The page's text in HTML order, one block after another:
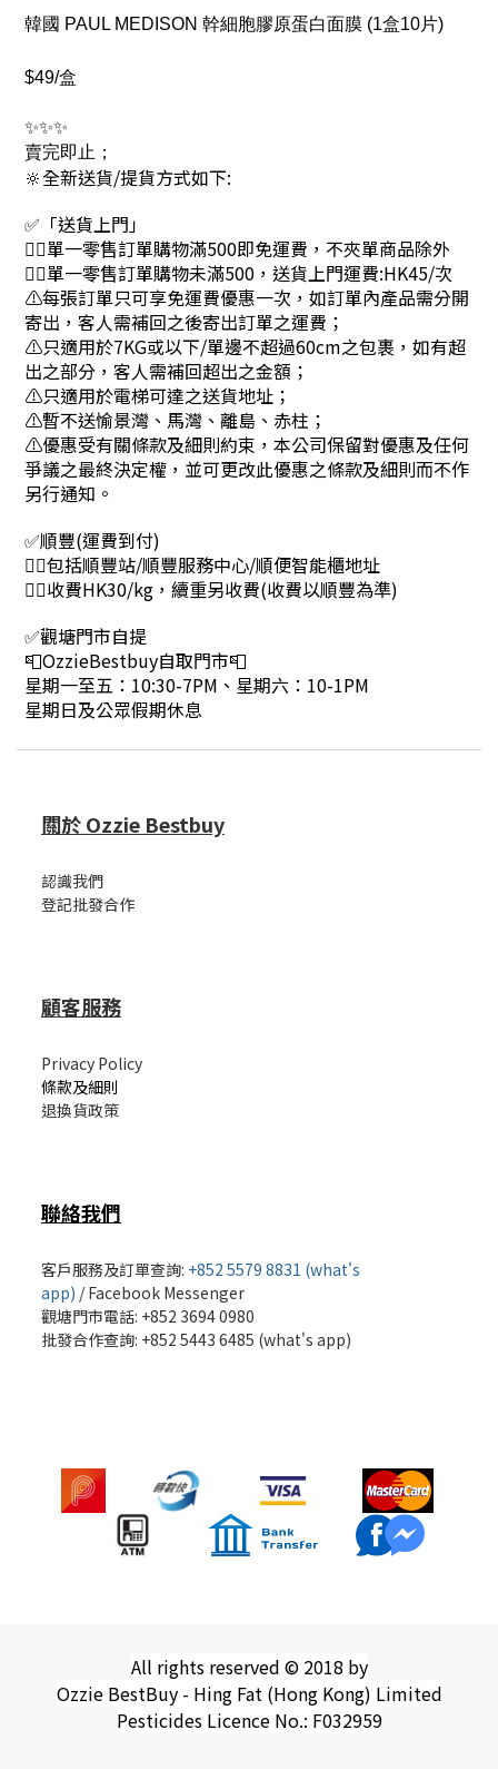
韓國 PAUL MEDISON 幹細胞膠原蛋白面膜 (1盒10片)
$49/盒
✨✨✨
賣完即止；
🔆全新送貨/提貨方式如下:
✅「送貨上門」
👉🏻單一零售訂單購物滿500即免運費，不夾單商品除外
👉🏻單一零售訂單購物未滿500，送貨上門運費:HK45/次
⚠每張訂單只可享免運費優惠一次，如訂單內產品需分開
寄出，客人需補回之後寄出訂單之運費；
⚠只適用於7KG或以下/單邊不超過60cm之包裹，如有超
出之部分，客人需補回超出之金額；
⚠只適用於電梯可達之送貨地址；
⚠暫不送愉景灣、馬灣、離島、赤柱；
⚠優惠受有關條款及細則約束，本公司保留對優惠及任何
爭議之最終決定權，並可更改此優惠之條款及細則而不作
另行通知。
✅順豐(運費到付)
👉🏻包括順豐站/順豐服務中心/順便智能櫃地址
👉🏻收費HK30/kg，續重另收費(收費以順豐為準)
✅觀塘門市自提
📮OzzieBestbuy自取門市📮
星期一至五：10:30-7PM、星期六：10-1PM
星期日及公眾假期休息
關於 Ozzie Bestbuy
認識我們
登記批發合作
顧客服務
Privacy Policy
條款及細則
退換貨政策
聯絡我們
客戶服務及訂單查詢: +852 5579 8831 (what's
app) /Facebook Messenger
觀塘門市電話: +852 3694 0980
批發合作查詢: +852 5443 6485 (what's app)
All rights reserved © 2018 by
Ozzie BestBuy - Hing Fat (Hong Kong) Limited
Pesticides Licence No.: F032959